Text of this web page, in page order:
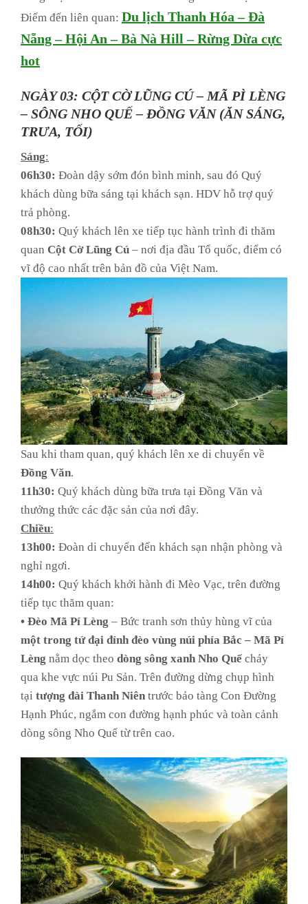
Điểm đến liên quan: Du lịch Thanh Hóa – Đà
Nẵng – Hội An – Bà Nà Hill – Rừng Dừa cực
hot
NGÀY 03: CỘT CỜ LŨNG CÚ – MÃ PÌ LÈNG
– SÔNG NHO QUẾ – ĐỒNG VĂN (ĂN SÁNG,
TRƯA, TỐI)
Sáng:
06h30: Đoàn dậy sớm đón bình minh, sau đó Quý
khách dùng bữa sáng tại khách sạn. HDV hỗ trợ quý
trả phòng.
08h30: Quý khách lên xe tiếp tục hành trình đi thăm
quan Cột Cờ Lũng Cú – nơi địa đầu Tổ quốc, điểm có
vĩ độ cao nhất trên bản đồ của Việt Nam.
Sau khi tham quan, quý khách lên xe di chuyển về
Đồng Văn.
11h30: Quý khách dùng bữa trưa tại Đồng Văn và
thưởng thức các đặc sản của nơi đây.
Chiều:
13h00: Đoàn di chuyển đến khách sạn nhận phòng và
nghỉ ngơi.
14h00: Quý khách khởi hành đi Mèo Vạc, trên đường
tiếp tục thăm quan:
• Đèo Mã Pí Lèng – Bức tranh sơn thủy hùng vĩ của
một trong tứ đại đỉnh đèo vùng núi phía Bắc – Mã Pí
Lèng nằm dọc theo dòng sông xanh Nho Quếchảy
qua khe vực núi Pu Sản. Trên đường dừng chụp hình
tại tượng đài Thanh Niên trước bảo tàng Con Đường
Hạnh Phúc, ngắm con đường hạnh phúc và toàn cảnh
dòng sông Nho Quế từ trên cao.